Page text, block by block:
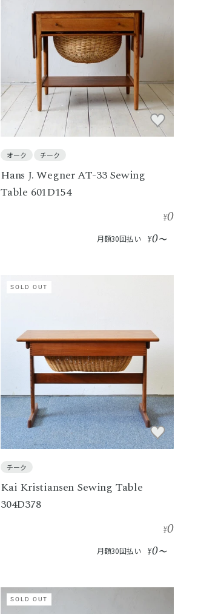
オーク チーク
Hans J. Wegner AT-33 Sewing
Table 601D154
¥0
月額30回払い ¥0〜
SOLD OUT
チーク
Kai Kristiansen Sewing Table
304D378
¥0
月額30回払い ¥0〜
SOLD OUT